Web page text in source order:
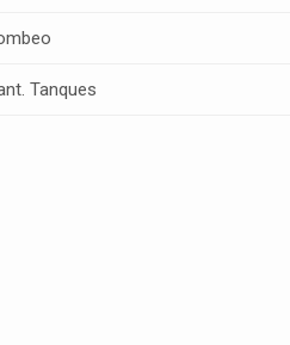
Tanques